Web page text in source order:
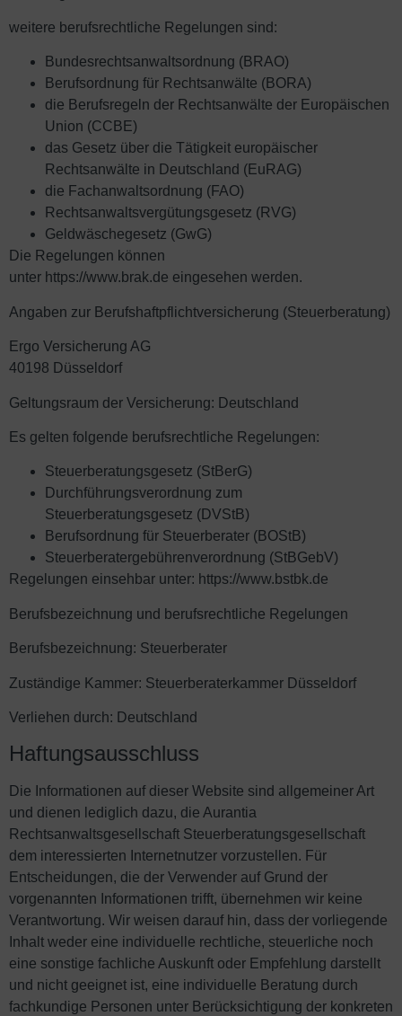
weitere berufsrechtliche Regelungen sind:
Bundesrechtsanwaltsordnung (BRAO)
Berufsordnung für Rechtsanwälte (BORA)
die Berufsregeln der Rechtsanwälte der Europäischen
Union (CCBE)
das Gesetz über die Tätigkeit europäischer
Rechtsanwälte in Deutschland (EuRAG)
die Fachanwaltsordnung (FAO)
Rechtsanwaltsvergütungsgesetz (RVG)
Geldwäschegesetz (GwG)
Die Regelungen können
unter https://www.brak.de eingesehen werden.
Angaben zur Berufshaftpflichtversicherung (Steuerberatung)
Ergo Versicherung AG
40198 Düsseldorf
Geltungsraum der Versicherung: Deutschland
Es gelten folgende berufsrechtliche Regelungen:
Steuerberatungsgesetz (StBerG)
Durchführungsverordnung zum
Steuerberatungsgesetz (DVStB)
Berufsordnung für Steuerberater (BOStB)
Steuerberatergebührenverordnung (StBGebV)
Regelungen einsehbar unter: https://www.bstbk.de
Berufsbezeichnung und berufsrechtliche Regelungen
Berufsbezeichnung: Steuerberater
Zuständige Kammer: Steuerberaterkammer Düsseldorf
Verliehen durch: Deutschland
Haftungsausschluss
Die Informationen auf dieser Website sind allgemeiner Art
und dienen lediglich dazu, die Aurantia
Rechtsanwaltsgesellschaft Steuerberatungsgesellschaft
dem interessierten Internetnutzer vorzustellen. Für
Entscheidungen, die der Verwender auf Grund der
vorgenannten Informationen trifft, übernehmen wir keine
Verantwortung. Wir weisen darauf hin, dass der vorliegende
Inhalt weder eine individuelle rechtliche, steuerliche noch
eine sonstige fachliche Auskunft oder Empfehlung darstellt
und nicht geeignet ist, eine individuelle Beratung durch
fachkundige Personen unter Berücksichtigung der konkreten